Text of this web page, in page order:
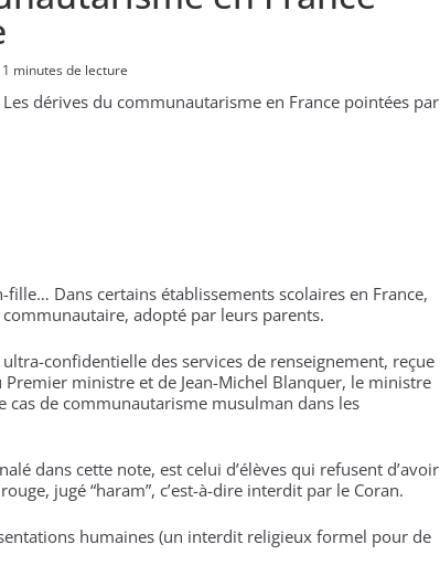
1 minutes de lecture
Les dérives du communautarisme en France pointées par
Dans certains établissements scolaires en France,
adopté par leurs parents.
confidentielle des services de renseignement, reçue
ministre et de Jean-Michel Blanquer, le ministre
cas de communautarisme musulman dans les
dans cette note, est celui d’élèves qui refusent d’avoir
jugé “haram”, c’est-à-dire interdit par le Coran.
humaines (un interdit religieux formel pour de